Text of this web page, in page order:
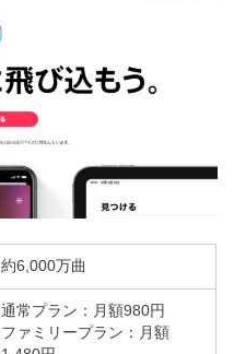
約6,000万曲
通常プラン：月額980円
ファミリープラン：月額